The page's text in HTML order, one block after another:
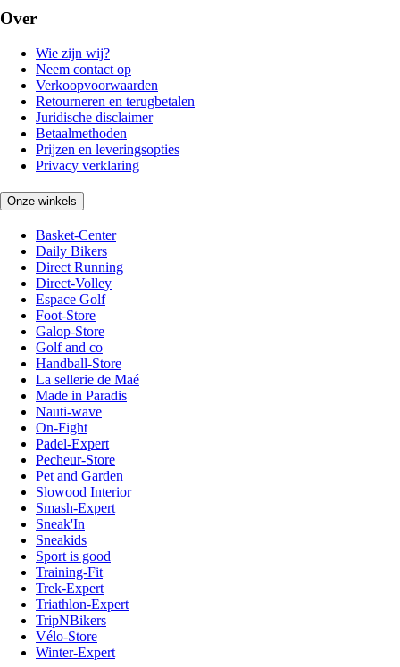
Over
Wie zijn wij?
Neem contact op
Verkoopvoorwaarden
Retourneren en terugbetalen
Juridische disclaimer
Betaalmethoden
Prijzen en leveringsopties
Privacy verklaring
Onze winkels
Basket-Center
Daily Bikers
Direct Running
Direct-Volley
Espace Golf
Foot-Store
Galop-Store
Golf and co
Handball-Store
La sellerie de Maé
Made in Paradis
Nauti-wave
On-Fight
Padel-Expert
Pecheur-Store
Pet and Garden
Slowood Interior
Smash-Expert
Sneak'In
Sneakids
Sport is good
Training-Fit
Trek-Expert
Triathlon-Expert
TripNBikers
Vélo-Store
Winter-Expert